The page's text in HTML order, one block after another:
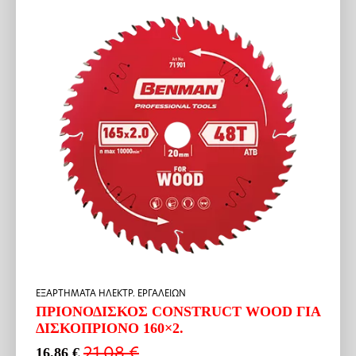
ΕΞΑΡΤΗΜΑΤΑ ΗΛΕΚΤΡ. ΕΡΓΑΛΕΙΩΝ
ΠΡΙΟΝΟΔΙΣΚΟΣ CONSTRUCT WOOD ΓΙΑ
ΔΙΣΚΟΠΡΙΟΝΟ 160×2.
16.86 €